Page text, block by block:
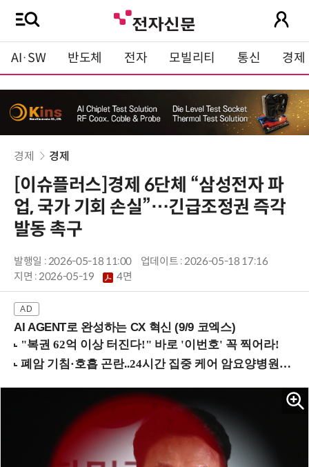
AI·SW 반도체 전자 모빌리티 통신 경제
경제 경제
[이슈플러스]경제 6단체 “삼성전자 파
업, 국가 기회 손실”…긴급조정권 즉각
발동 촉구
발행일 : 2026-05-18 11:00
업데이트 : 2026-05-18 17:16
지면 :2026-05-19 4면
AI AGENT로 완성하는 CX 혁신 (9/9 코엑스)